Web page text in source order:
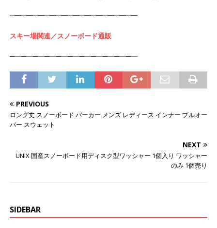
─━─━─━─━─━─━─━─━─━─━─━
スキー場関連／スノーボード通販
─━─━─━─━─━─━─━─━─━─━─━
PREVIOUS
ロング丈 スノーボード パーカー メンズ レディース インナー プルオー
バー スウェット
NEXT
UNIX 国産スノーボード用ディスク型ワッシャー 1個入り ワッシャー
のみ 1個売り
SIDEBAR